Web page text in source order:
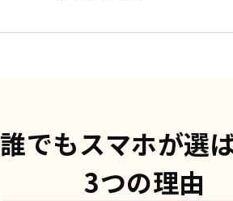
誰でもスマホが選
3つの理由